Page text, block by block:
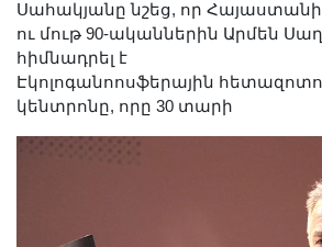
Սահակյանը նշեց, որ
ու մութ 90-ականներին Արմեն
հիմնադրել է
Էկոլոգանոոսֆերային
կենտրոնը, որը 30 տարի